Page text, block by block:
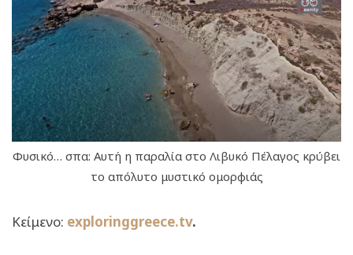
Φυσικό… σπα: Αυτή η παραλία στο Λιβυκό Πέλαγος κρύβει
το απόλυτο μυστικό ομορφιάς
Κείμενο: exploringgreece.tv.